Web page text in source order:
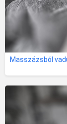
Masszázsból